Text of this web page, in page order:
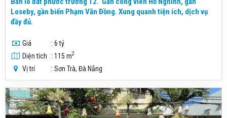
Loseby, gần biển Phạm Văn Đồng. Xung quanh tiện ích, dịch vụ
đầy đủ.
Giá
: 6 tỷ
Diện tích
: 115 m2
Vị trí : Sơn Trà, Đà Nẵng